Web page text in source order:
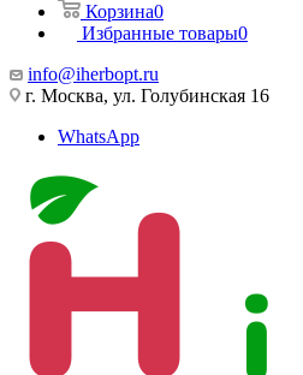
Корзина0
Избранные товары0
info@iherbopt.ru
г. Москва, ул. Голубинская 16
WhatsApp